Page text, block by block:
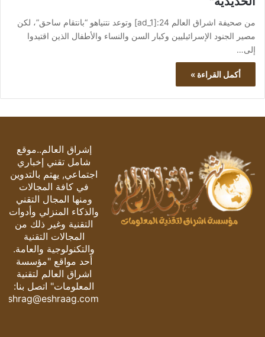
من صحيفة اشراق العالم 24:[ad_1] وتوعد نتنياهو “بانتقام ساحق”، لكن
مصير الجنود الإسرائيليين وكبار السن والنساء والأطفال الذين اقتيدوا
إلى…
أكمل القراءة »
إشراق العالم..موقع
شامل تقني إخباري
اجتماعي, يهتم بالتدوين
في كافة المجالات
ومنها المجال التقني
والذكاء المنزلي وأدوات
التقنية وغير ذلك من
المجالات التقنية
والتكنولوجية والعامة.
أحد مواقع "مؤسسة
اشراق العالم لتقنية
المعلومات" اتصل بنا:
eshrag@eshraag.com